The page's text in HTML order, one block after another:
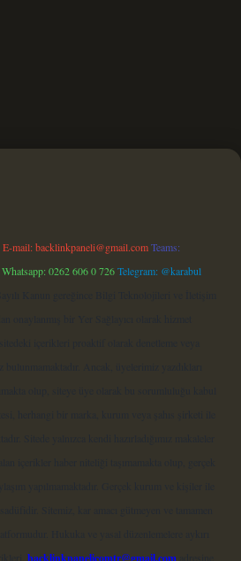
E-mail:backlinkpaneli@gmail.com Teams:
Whatsapp: 0262 606 0 726Telegram: @karabul
backlinkpanelicomtr@gmail.comadresine